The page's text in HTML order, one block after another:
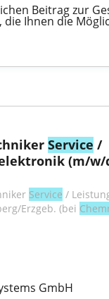
Beitrag zur
die Ihnen die
Service /
(m/w/
Service /
Erzgeb. (bei
GmbH